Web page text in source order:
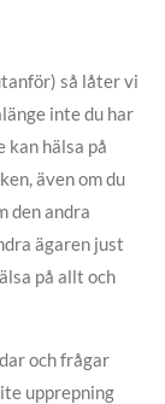
så låter vi
inte du har
kan hälsa på
även om du
den andra
ägaren just
på allt och
och frågar
upprepning